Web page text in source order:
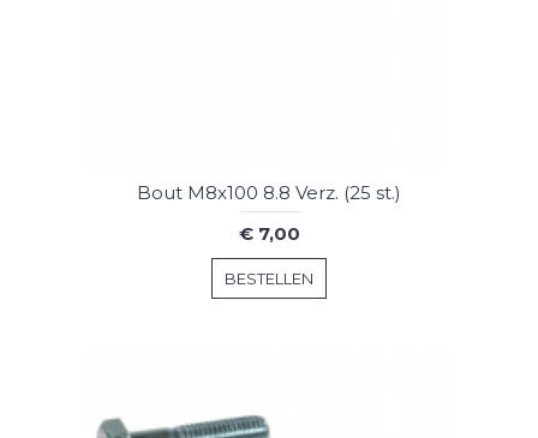
Bout M8x100 8.8 Verz. (25 st.)
€ 7,00
BESTELLEN